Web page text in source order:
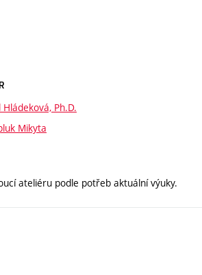
Ph.D.
Mikyta
ateliéru podle potřeb aktuální výuky.